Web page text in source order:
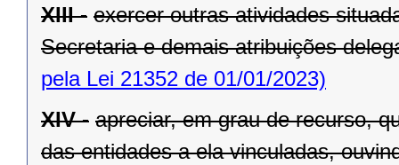
XIII - exercer outras atividades
Secretaria e demais atribuições
pela Lei 21352 de 01/01/2023)
XIV - apreciar, em grau de recurso,
das entidades a ela vinculadas,